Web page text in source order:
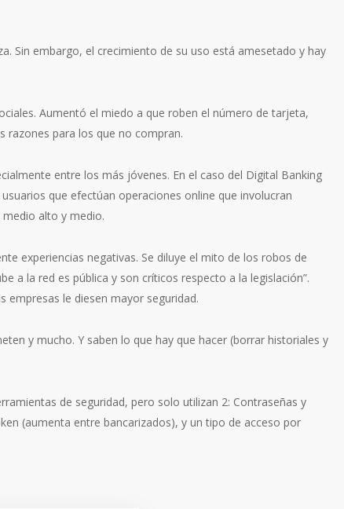
Sin embargo, el crecimiento de su uso está amesetado y hay
Aumentó el miedo a que roben el número de tarjeta,
razones para los que no compran.
entre los más jóvenes. En el caso del Digital Banking
que efectúan operaciones online que involucran
alto y medio.
experiencias negativas. Se diluye el mito de los robos de
a la red es pública y son críticos respecto a la legislación”.
empresas le diesen mayor seguridad.
y mucho. Y saben lo que hay que hacer (borrar historiales y
de seguridad, pero solo utilizan 2: Contraseñas y
(aumenta entre bancarizados), y un tipo de acceso por